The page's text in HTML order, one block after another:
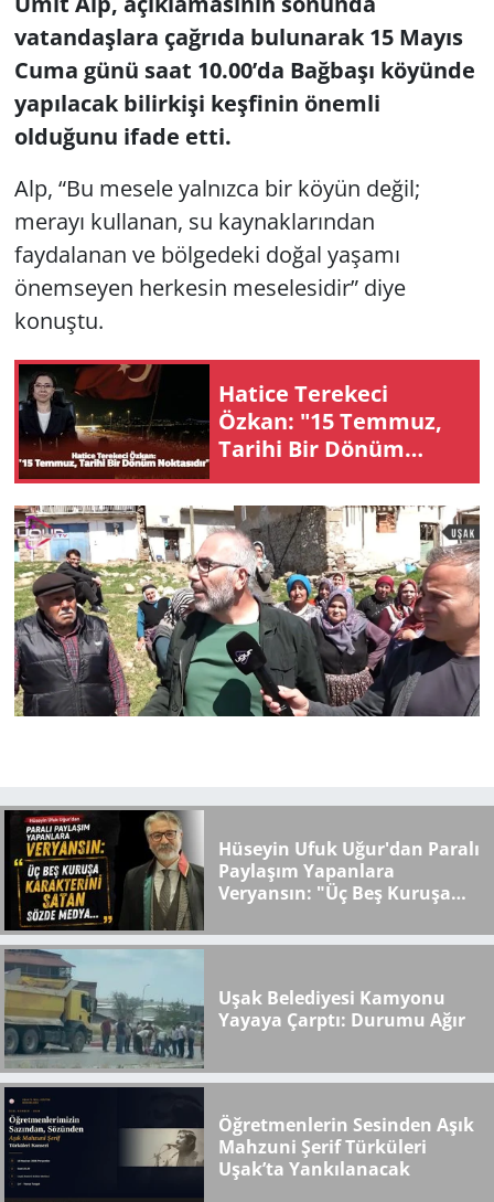
vatandaşlara çağrıda bulunarak 15 Mayıs
Cuma günü saat 10.00’da Bağbaşı köyünde
yapılacak bilirkişi keşfinin önemli
olduğunu ifade etti.
Alp, “Bu mesele yalnızca bir köyün değil;
merayı kullanan, su kaynaklarından
faydalanan ve bölgedeki doğal yaşamı
önemseyen herkesin meselesidir” diye
konuştu.
Hatice Terekeci
Özkan: "15 Temmuz,
Tarihi Bir Dönüm
Noktasıdır"
Hüseyin Ufuk Uğur'dan Paralı
Paylaşım Yapanlara
Veryansın: "Üç Beş Kuruşa
Medya..."
Uşak Belediyesi Kamyonu
Yayaya Çarptı: Durumu Ağır
Öğretmenlerin Sesinden Aşık
Mahzuni Şerif Türküleri
Uşak’ta Yankılanacak